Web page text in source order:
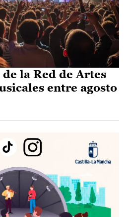
la Red de Artes
entre agosto